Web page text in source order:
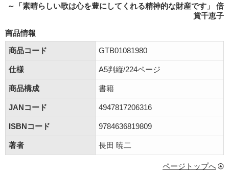
～「素晴らしい歌は心を豊にしてくれる精神的な財産です」 倍
賞千恵子
商品情報
商品コード
GTB01081980
仕様 A5判縦/224ページ
商品構成 書籍
JANコード 4947817206316
ISBNコード 9784636819809
著者 長田 暁二
ページトップへ